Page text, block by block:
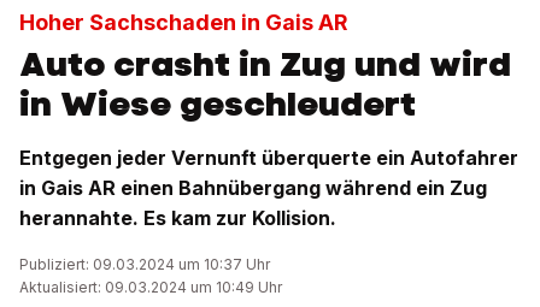
Hoher Sachschaden in Gais AR
Auto crasht in Zug und wird
in Wiese geschleudert
Entgegen jeder Vernunft überquerte ein Autofahrer
in Gais AR einen Bahnübergang während ein Zug
herannahte. Es kam zur Kollision.
Publiziert: 09.03.2024 um 10:37 Uhr
Aktualisiert: 09.03.2024 um 10:49 Uhr